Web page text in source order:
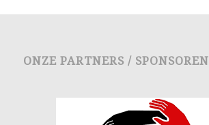
ONZE PARTNERS / SPONSOREN